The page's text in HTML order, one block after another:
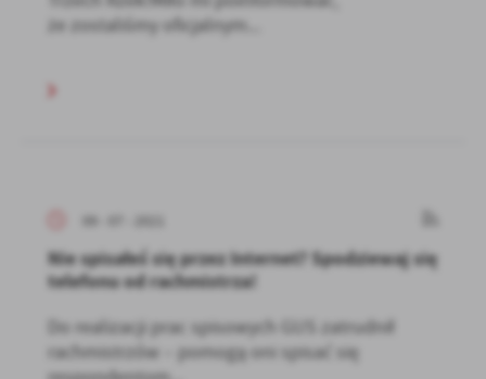
że zostaliśmy oficjalnym...
09 - 07 - 2021
Nie spisałeś się przez Internet? Spodziewaj się
telefonu od rachmistrza!
Do realizacji prac spisowych GUS zatrudnił
rachmistrzów – pomogą oni spisać się